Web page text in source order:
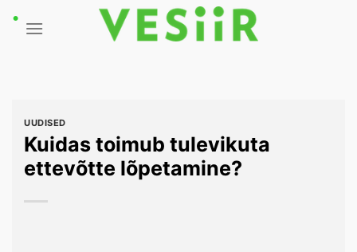
UUDISED
Kuidas toimub tulevikuta
ettevõtte lõpetamine?